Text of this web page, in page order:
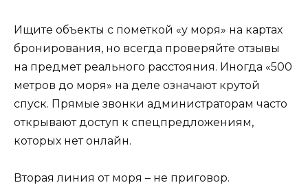
Ищите объекты с пометкой «у моря» на картах
бронирования, но всегда проверяйте отзывы
на предмет реального расстояния. Иногда «500
метров до моря» на деле означают крутой
спуск. Прямые звонки администраторам часто
открывают доступ к спецпредложениям,
которых нет онлайн.
Вторая линия от моря – не приговор.